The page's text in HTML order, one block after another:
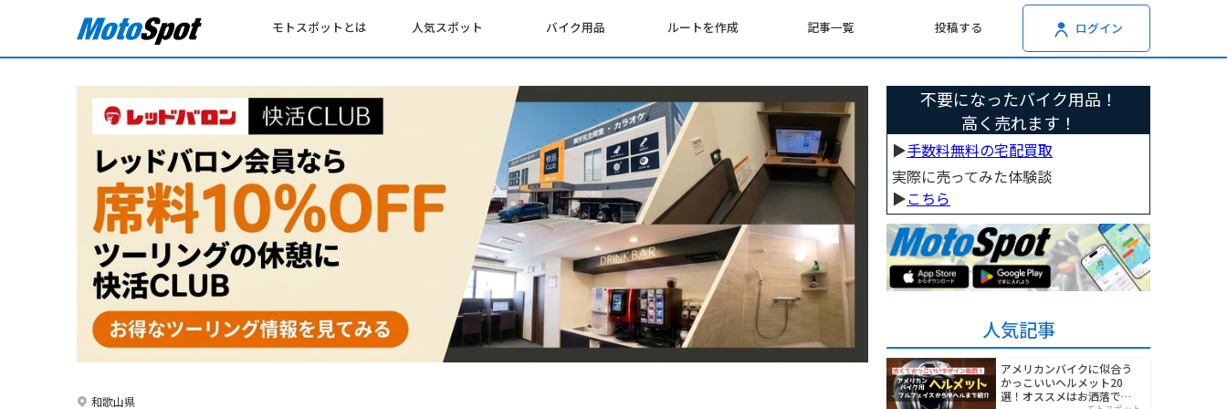
モトスポットとは 人気スポット バイク用品 ルートを作成 記事一覧 投稿する ログイン
和歌山県
不要になったバイク用品！
高く売れます！
▶︎手数料無料の宅配買取
実際に売ってみた体験談
▶︎こちら
人気記事
アメリカンバイクに似合う
かっこいいヘルメット20
選！オススメはお洒落でワ